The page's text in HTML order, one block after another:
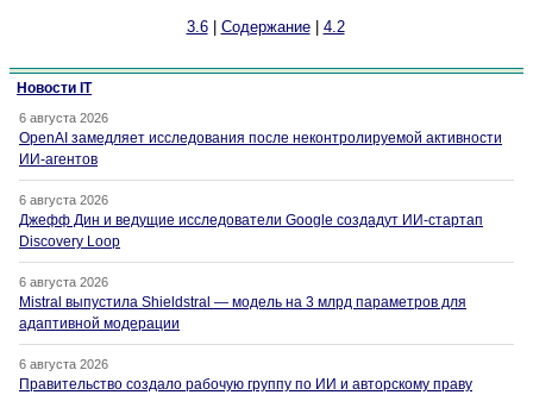
3.6| Содержание| 4.2
Новости IT
6 августа 2026
OpenAI замедляет исследования после неконтролируемой активности
ИИ-агентов
6 августа 2026
Джефф Дин и ведущие исследователи Google создадут ИИ-стартап
Discovery Loop
6 августа 2026
Mistral выпустила Shieldstral — модель на 3 млрд параметров для
адаптивной модерации
6 августа 2026
Правительство создало рабочую группу по ИИ и авторскому праву